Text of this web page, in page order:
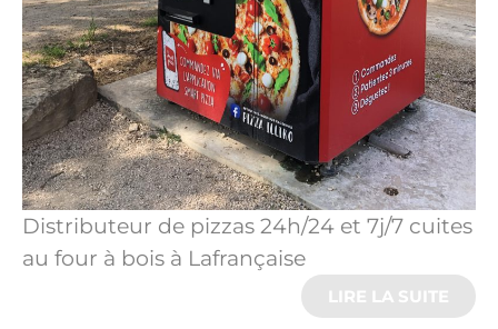
Distributeur de pizzas 24h/24 et 7j/7 cuites
au four à bois à Lafrançaise
LIRE LA SUITE